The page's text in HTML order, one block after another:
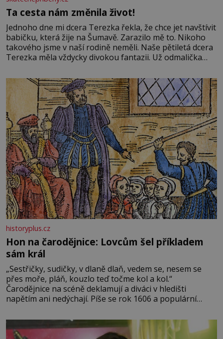
Ta cesta nám změnila život!
Jednoho dne mi dcera Terezka řekla, že chce jet navštívit
babičku, která žije na Šumavě. Zarazilo mě to. Nikoho
takového jsme v naší rodině neměli. Naše pětiletá dcera
Terezka měla vždycky divokou fantazii. Už odmalička
zdálo o jednorožcích, krásných princeznách, statečných
rytířích a létajících dracích.
historyplus.cz
Hon na čarodějnice: Lovcům šel příkladem
sám král
„Sestřičky, sudičky, v dlaně dlaň, vedem se, nesem se
přes moře, pláň, kouzlo teď točme kol a kol.“
Čarodějnice na scéně deklamují a diváci v hledišti
napětím ani nedýchají. Píše se rok 1606 a populární
Tragédii o Macbethovi. Napsal ji pro krále Jakuba I., jenž
v roce 1603 vystřídal